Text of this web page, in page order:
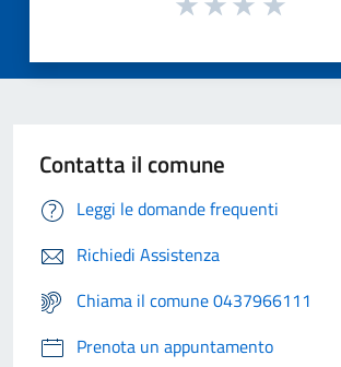
Contatta il comune
Leggi le domande frequenti
Richiedi Assistenza
Chiama il comune 0437966111
Prenota un appuntamento